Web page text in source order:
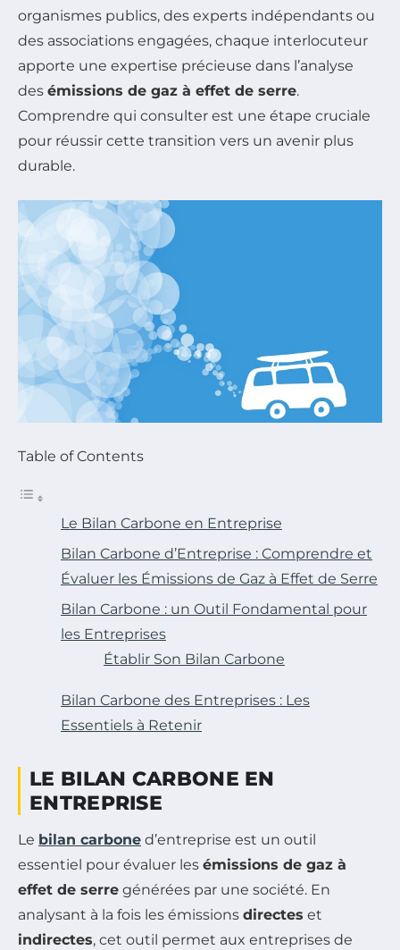
organismes publics, des experts indépendants ou
des associations engagées, chaque interlocuteur
apporte une expertise précieuse dans l’analyse
des émissions de gaz à effet de serre.
Comprendre qui consulter est une étape cruciale
pour réussir cette transition vers un avenir plus
durable.
Table of Contents
Le Bilan Carbone en Entreprise
Bilan Carbone d’Entreprise : Comprendre et
Évaluer les Émissions de Gaz à Effet de Serre
Bilan Carbone : un Outil Fondamental pour
les Entreprises
Établir Son Bilan Carbone
Bilan Carbone des Entreprises : Les
Essentiels à Retenir
LE BILAN CARBONE EN
ENTREPRISE
Le bilan carbone d’entreprise est un outil
essentiel pour évaluer les émissions de gaz à
effet de serre générées par une société. En
analysant à la fois les émissions directes et
indirectes, cet outil permet aux entreprises de